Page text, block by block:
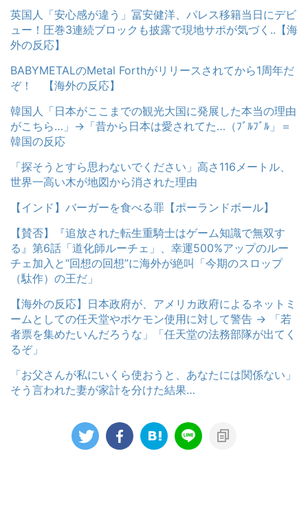
英国人「安心感が違う」冨安健洋、パレス移籍当日にデビ
ュー！圧巻3連続ブロックも披露で現地サポが気づく..【海
外の反応】
BABYMETALのMetal Forthがリリースされてから1周年だ
ぞ！ 【海外の反応】
韓国人「日本がここまでの観光大国に発展した本当の理由
がこちら…」→「昔から日本は愛されてた…（ﾌﾞﾙﾌﾞﾙ」＝
韓国の反応
「探そうとすら思わないでください」高さ116メートル、
世界一高い木が地図から消された理由
【インド】バーガーを食べる罪【ポーランドボール】
【賛否】『追放された転生重騎士はゲーム知識で無双す
る』第6話「道化師ルーチェ」、幸運500%アップのルー
チェ加入と“回想の回想”に海外が絶叫「今期のスロップ
（駄作）の王だ」
【海外の反応】日本政府が、アメリカ政府によるネットミ
ームとしての任天堂やポケモン使用に対して警告 → 「若
者票を集めたいんだろうな」「任天堂の法務部隊が出てく
るぞ」
「お父さんが私にいくら使おうと、あなたには関係ない」
そう言われた妻が家計を分けた結果…